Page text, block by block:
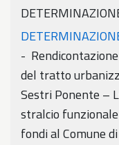
-
del tratto
Sestri Ponente –
stralcio
fondi al Comune